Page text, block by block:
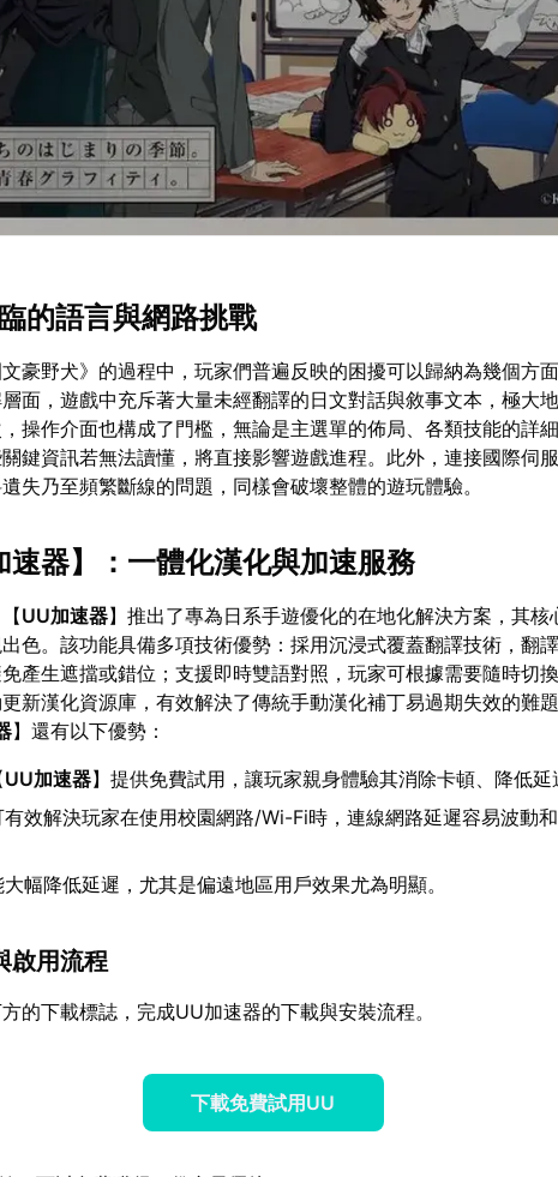
的語言與網路挑戰
豪野犬》的過程中，玩家們普遍反映的困擾可以歸納為幾個方
面，遊戲中充斥著大量未經翻譯的日文對話與敘事文本，極大
操作介面也構成了門檻，無論是主選單的佈局、各類技能的詳
鍵資訊若無法讀懂，將直接影響遊戲進程。此外，連接國際伺
失乃至頻繁斷線的問題，同樣會破壞整體的遊玩體驗。
速器】：一體化漢化與加速服務
UU加速器】推出了專為日系手遊優化的在地化解決方案，其核
色。該功能具備多項技術優勢：採用沉浸式覆蓋翻譯技術，翻
產生遮擋或錯位；支援即時雙語對照，玩家可根據需要隨時切
新漢化資源庫，有效解決了傳統手動漢化補丁易過期失效的難
】還有以下優勢：
UU加速器】提供免費試用，讓玩家親身體驗其消除卡頓、降低
有效解決玩家在使用校園網路/Wi-Fi時，連線網路延遲容易波動
大幅降低延遲，尤其是偏遠地區用戶效果尤為明顯。
啟用流程
的下載標誌，完成UU加速器的下載與安裝流程。
下載免費試用UU